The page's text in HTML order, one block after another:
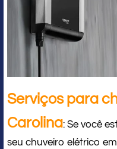
Serviços para
Carolina: Se você
seu chuveiro elétrico em